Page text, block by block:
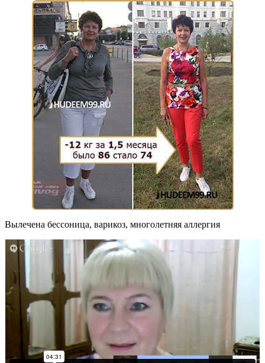
Вылечена бессоница, варикоз, многолетняя аллергия